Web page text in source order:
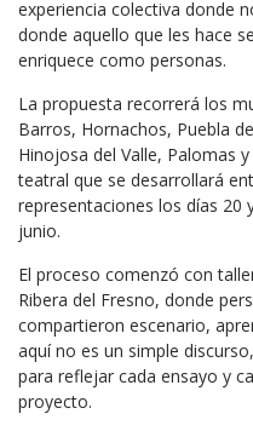
experiencia colectiva donde
donde aquello que les hace
enriquece como personas.
La propuesta recorrerá los
Barros, Hornachos, Puebla
Hinojosa del Valle, Palomas
teatral que se desarrollará
representaciones los días 20
junio.
El proceso comenzó con
Ribera del Fresno, donde
compartieron escenario,
aquí no es un simple
para reflejar cada ensayo y
proyecto.